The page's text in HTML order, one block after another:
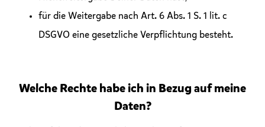
für die Weitergabe nach Art. 6 Abs. 1 S. 1 lit. c
DSGVO eine gesetzliche Verpflichtung besteht.
Welche Rechte habe ich in Bezug auf meine
Daten?